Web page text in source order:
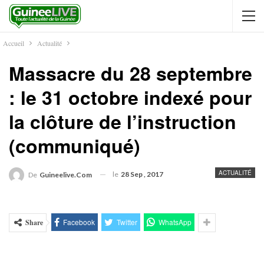
Accueil Actualité
Massacre du 28 septembre
: le 31 octobre indexé pour
la clôture de l’instruction
(communiqué)
ACTUALITÉ
De Guineelive.com le 28 Sep , 2017
Share Facebook Twitter WhatsApp